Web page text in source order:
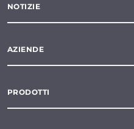
NOTIZIE
AZIENDE
PRODOTTI